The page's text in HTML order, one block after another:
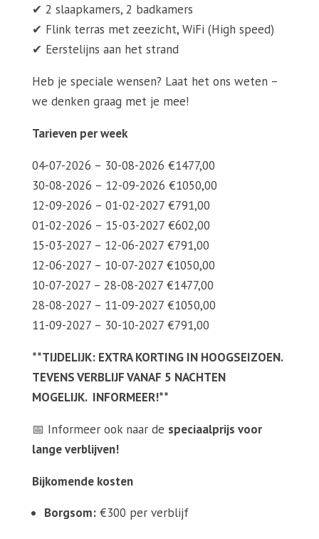
✔ 2 slaapkamers, 2 badkamers
✔ Flink terras met zeezicht, WiFi (High speed)
✔ Eerstelijns aan het strand
Heb je speciale wensen? Laat het ons weten –
we denken graag met je mee!
Tarieven per week
04-07-2026 – 30-08-2026 €1477,00
30-08-2026 – 12-09-2026 €1050,00
12-09-2026 – 01-02-2027 €791,00
01-02-2026 – 15-03-2027 €602,00
15-03-2027 – 12-06-2027 €791,00
12-06-2027 – 10-07-2027 €1050,00
10-07-2027 – 28-08-2027 €1477,00
28-08-2027 – 11-09-2027 €1050,00
11-09-2027 – 30-10-2027 €791,00
**TIJDELIJK: EXTRA KORTING IN HOOGSEIZOEN.
TEVENS VERBLIJF VANAF 5 NACHTEN
MOGELIJK. INFORMEER!**
📅 Informeer ook naar de speciaalprijs voor
lange verblijven!
Bijkomende kosten
Borgsom:€300 per verblijf